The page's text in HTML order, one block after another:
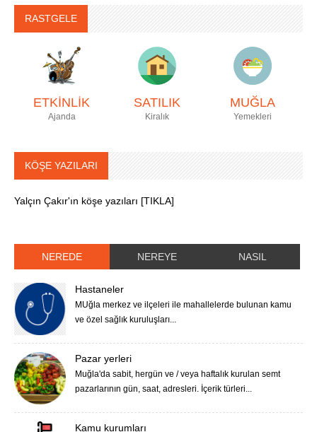
RASTGELE
ETKİNLİK
Ajanda
SATILIK
Kiralık
MUĞLA
Yemekleri
KÖŞE YAZILARI
Yalçın Çakır'ın köşe yazıları [TIKLA]
NEREDE NEREYE NASIL
Hastaneler
MUğla merkez ve ilçeleri ile mahallelerde bulunan kamu
ve özel sağlık kuruluşları...
Pazar yerleri
Muğla'da sabit, hergün ve / veya haftalık kurulan semt
pazarlarının gün, saat, adresleri. İçerik türleri...
Kamu kurumları